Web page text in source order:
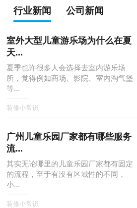
行业新闻 公司新闻
室外大型儿童游乐场为什么在夏
天...
夏季也许很多人会选择去室内游乐场
所，觉得例如商场、影院、室内淘气堡
等...
装修小常识
广州儿童乐园厂家都有哪些服务
流...
其实无论哪里的儿童乐园厂家都有固定
的流程，至于有没有区域性的不同，
小...
装修小常识